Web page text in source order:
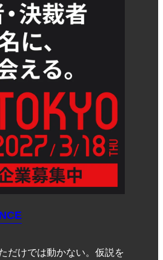
だけでは動かない。仮説を